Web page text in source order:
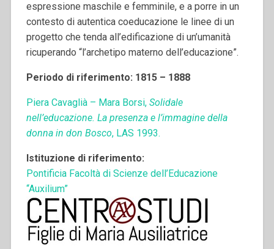
espressione maschile e femminile, e a porre in un
contesto di autentica coeducazione le linee di un
progetto che tenda all’edificazione di un’umanità
ricuperando “l’archetipo materno dell’educazione”.
Periodo di riferimento: 1815 – 1888
Piera Cavaglià – Mara Borsi, Solidale
nell’educazione. La presenza e l’immagine della
donna in don Bosco, LAS 1993.
Istituzione di riferimento:
Pontificia Facoltà di Scienze dell’Educazione
“Auxilium”